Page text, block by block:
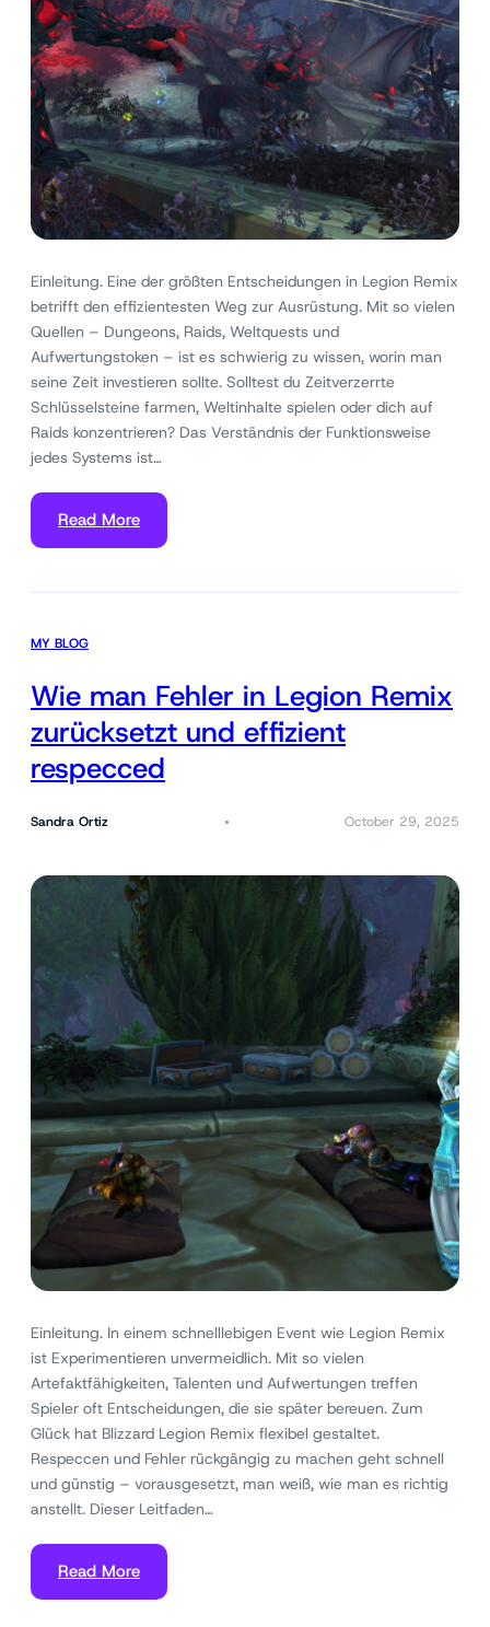
Einleitung. Eine der größten Entscheidungen in Legion Remix
betrifft den effizientesten Weg zur Ausrüstung. Mit so vielen
Quellen – Dungeons, Raids, Weltquests und
Aufwertungstoken – ist es schwierig zu wissen, worin man
seine Zeit investieren sollte. Solltest du Zeitverzerrte
Schlüsselsteine farmen, Weltinhalte spielen oder dich auf
Raids konzentrieren? Das Verständnis der Funktionsweise
jedes Systems ist…
Read More
MY BLOG
Wie man Fehler in Legion Remix
zurücksetzt und effizient
respecced
Sandra Ortiz October 29, 2025
Einleitung. In einem schnelllebigen Event wie Legion Remix
ist Experimentieren unvermeidlich. Mit so vielen
Artefaktfähigkeiten, Talenten und Aufwertungen treffen
Spieler oft Entscheidungen, die sie später bereuen. Zum
Glück hat Blizzard Legion Remix flexibel gestaltet.
Respeccen und Fehler rückgängig zu machen geht schnell
und günstig – vorausgesetzt, man weiß, wie man es richtig
anstellt. Dieser Leitfaden…
Read More